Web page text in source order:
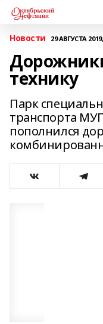
Новости 29 АВГУСТА
технику
Парк
транспорта
пополнился